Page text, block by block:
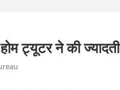
ट्यूटर ने की ज्यादती